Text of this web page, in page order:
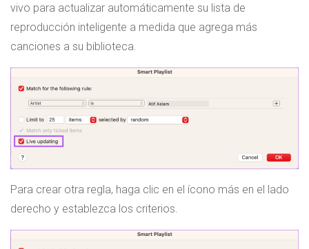
vivo para actualizar automáticamente su lista de
reproducción inteligente a medida que agrega más
canciones a su biblioteca.
Para crear otra regla, haga clic en el ícono más en el lado
derecho y establezca los criterios.